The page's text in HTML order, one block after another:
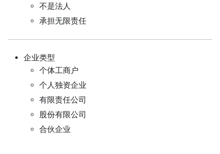
不是法人
承担无限责任
企业类型
个体工商户
个人独资企业
有限责任公司
股份有限公司
合伙企业